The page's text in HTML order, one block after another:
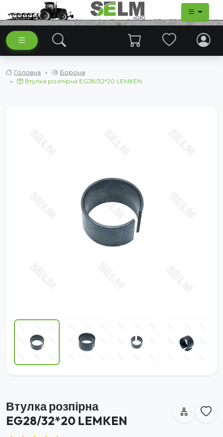
Головна
Борона
Втулка розпірна EG28/32*20 LEMKEN
Втулка розпірна
EG28/32*20 LEMKEN